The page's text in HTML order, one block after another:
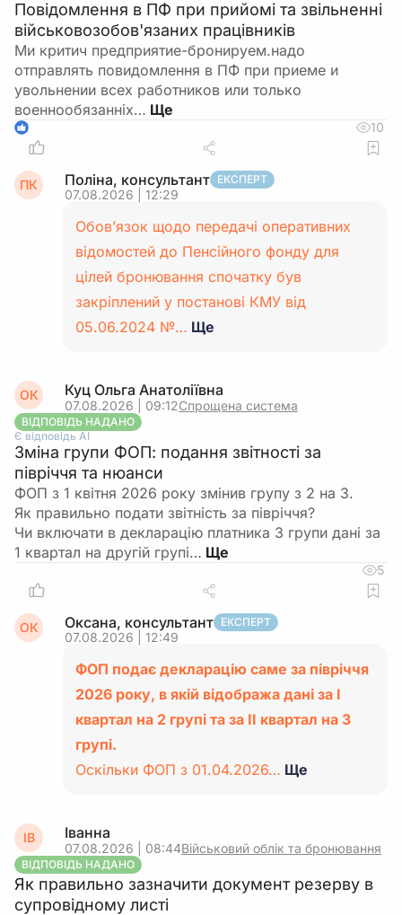
Повідомлення в ПФ при прийомі та звільненні
військовозобов'язаних працівників
Ми критич предприятие-бронируем.надо
отправлять повидомлення в ПФ при приеме и
увольнении всех работников или только
военнообязанніх…
1 10
ПК Поліна, консультант ЕКСПЕРТ
07.08.2026 | 12:29
Обов’язок щодо передачі оперативних
відомостей до Пенсійного фонду для
цілей бронювання спочатку був
закріплений у постанові КМУ від
05.06.2024 №… Ще
ОК Куц Ольга Анатоліївна
07.08.2026 | 09:12Спрощена система
ВІДПОВІДЬ НАДАНО
Є відповідь АІ
Зміна групи ФОП: подання звітності за
півріччя та нюанси
ФОП з 1 квітня 2026 року змінив групу з 2 на 3.
Як правильно подати звітність за півріччя?
Чи включати в декларацію платника 3 групи дані за
1 квартал на другій групі…
5
ОК Оксана, консультант ЕКСПЕРТ
07.08.2026 | 12:49
ФОП подає декларацію саме за півріччя
2026 року, в якій відобража дані за І
квартал на 2 групі та за ІІ квартал на 3
групі.
Оскільки ФОП з 01.04.2026… Ще
ІВ Іванна
07.08.2026 | 08:44Військовий облік та бронювання
ВІДПОВІДЬ НАДАНО
Як правильно зазначити документ резерву в
супровідному листі